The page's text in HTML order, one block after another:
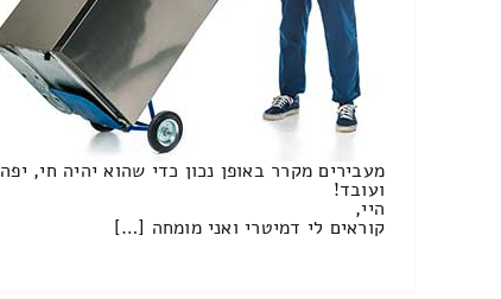
מעבירים מקרר באופן נכון כדי שהוא יהיה חי, יפה
ועובד!
היי,
קוראים לי דמיטרי ואני מומחה […]